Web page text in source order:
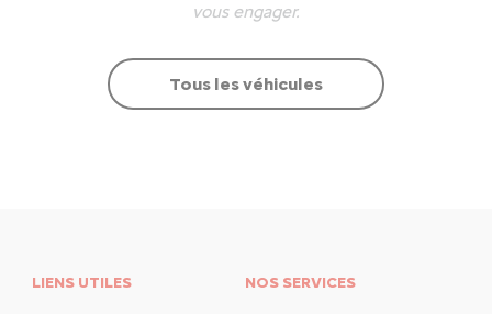
vous engager.
Tous les véhicules
LIENS UTILES NOS SERVICES